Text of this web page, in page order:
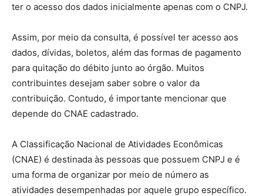
ter o acesso dos dados inicialmente apenas com o CNPJ.
Assim, por meio da consulta, é possível ter acesso aos
dados, dívidas, boletos, além das formas de pagamento
para quitação do débito junto ao órgão. Muitos
contribuintes desejam saber sobre o valor da
contribuição. Contudo, é importante mencionar que
depende do CNAE cadastrado.
A Classificação Nacional de Atividades Econômicas
(CNAE) é destinada às pessoas que possuem CNPJ e é
uma forma de organizar por meio de número as
atividades desempenhadas por aquele grupo específico.